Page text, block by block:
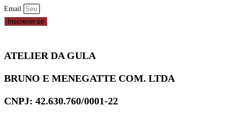
Email
Inscrever-se
ATELIER DA GULA
BRUNO E MENEGATTE COM. LTDA
CNPJ: 42.630.760/0001-22